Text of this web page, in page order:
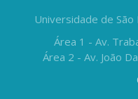
Universidade de São
Área 1 - Av.
Área 2 - Av. João